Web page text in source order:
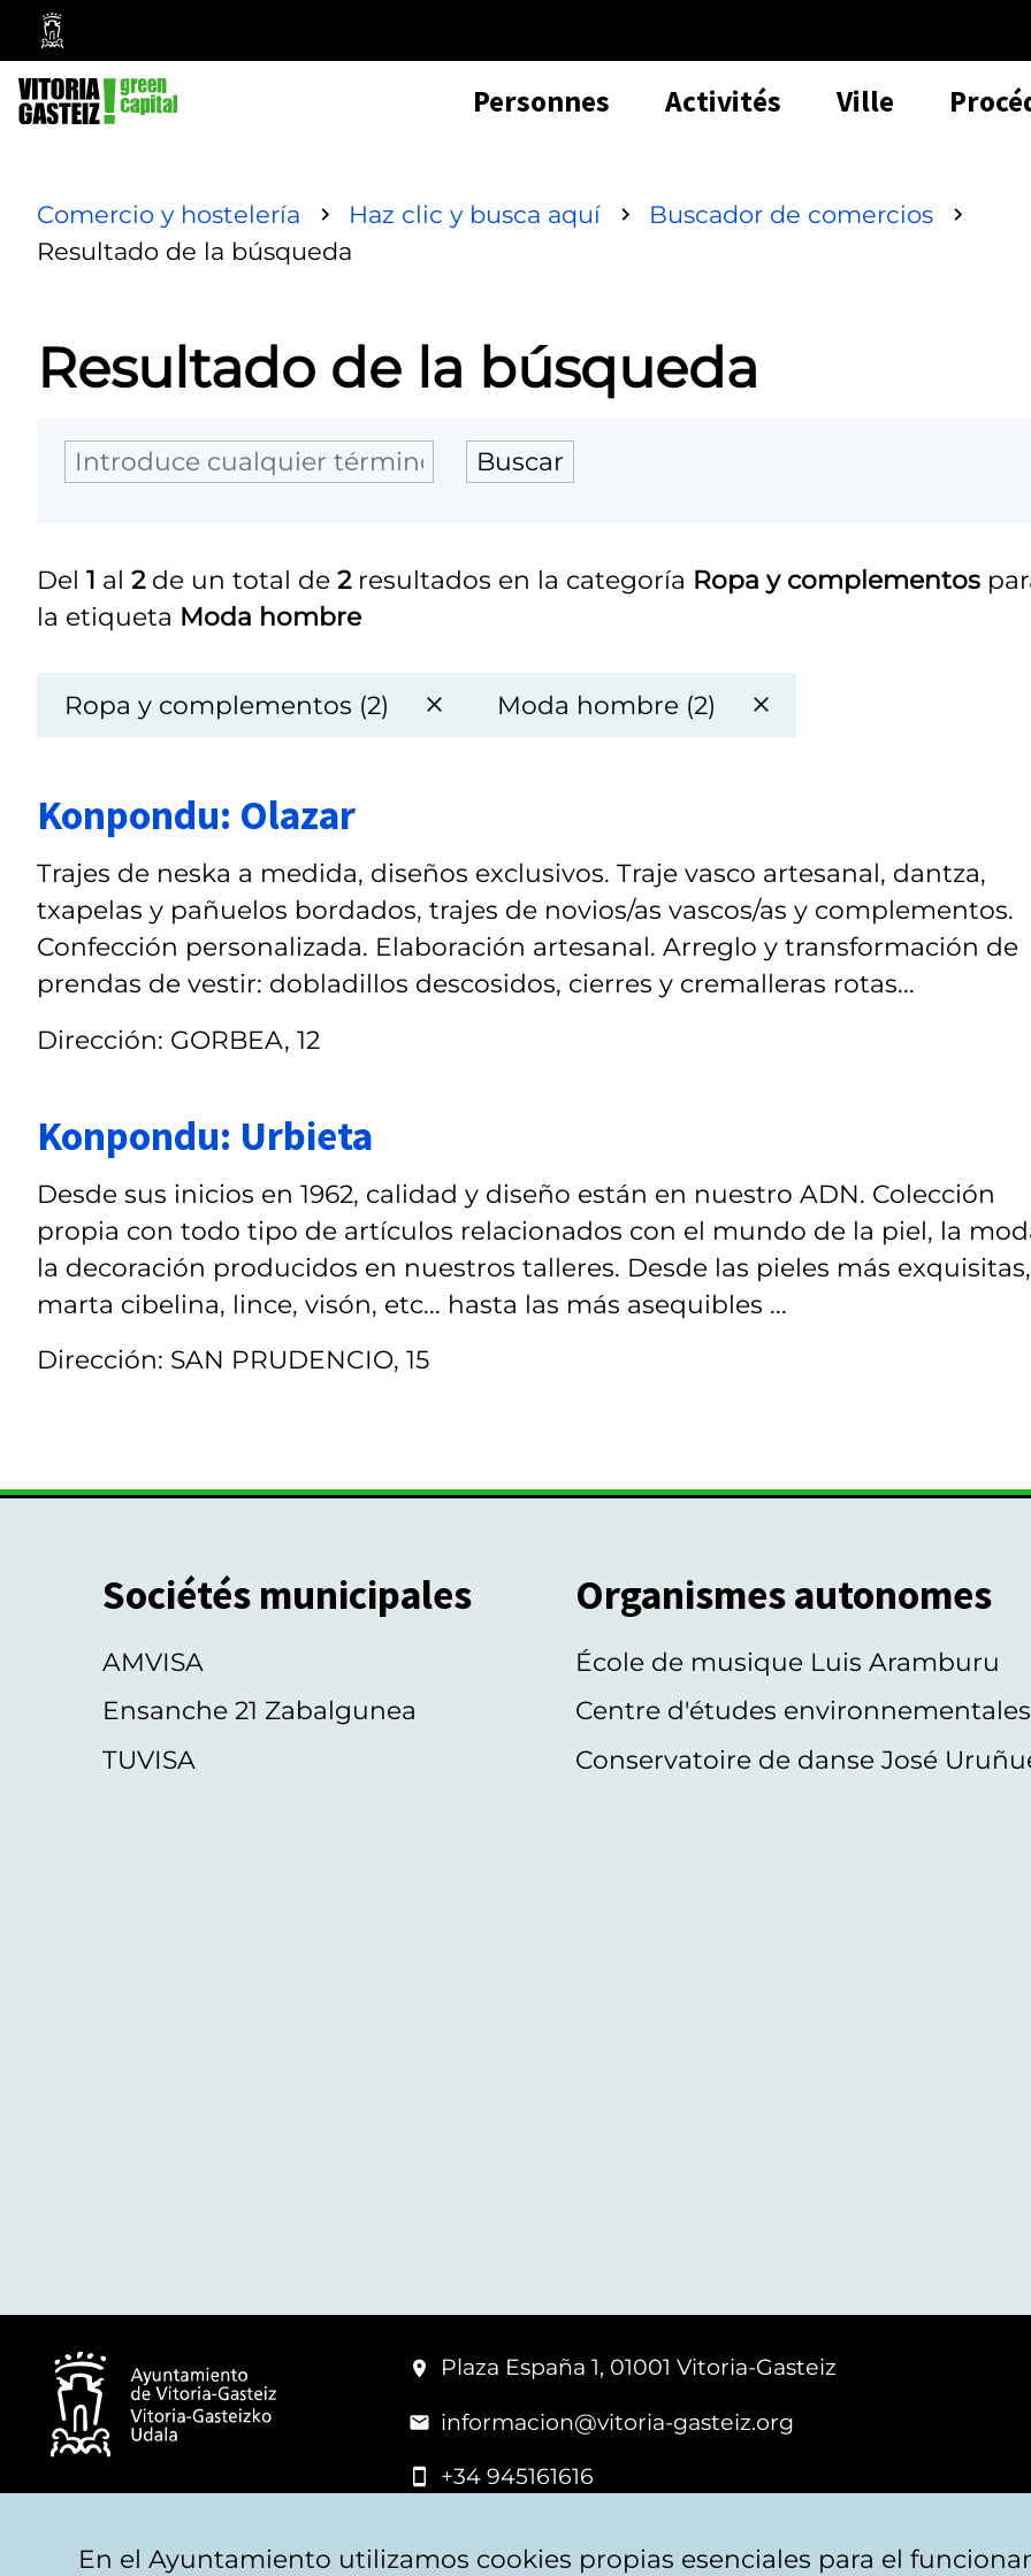
Mairie
de
Vitoria-
Gasteiz
Personnes Activités Ville
Comercio y hostelería Haz clic y busca aquí
Buscador de comercios
Resultado de la búsqueda
Resultado de la búsqueda
Del 1 al 2de un total de 2resultados en la categoría Ropa y complementos
la etiqueta Moda hombre
Ropa y complementos (2) Moda hombre (2)
Konpondu: Olazar
Trajes de neska a medida, diseños exclusivos. Traje vasco artesanal, dantza,
txapelas y pañuelos bordados, trajes de novios/as vascos/as y complementos.
Confección personalizada. Elaboración artesanal. Arreglo y transformación de
prendas de vestir: dobladillos descosidos, cierres y cremalleras rotas...
Dirección: GORBEA, 12
Konpondu: Urbieta
Desde sus inicios en 1962, calidad y diseño están en nuestro ADN. Colección
propia con todo tipo de artículos relacionados con el mundo de la piel, la
la decoración producidos en nuestros talleres. Desde las pieles más exquisitas,
marta cibelina, lince, visón, etc... hasta las más asequibles ...
Dirección: SAN PRUDENCIO, 15
Sociétés municipales
AMVISA
Ensanche 21 Zabalgunea
TUVISA
Organismes autonomes
École de musique Luis Aramburu
Centre d'études environnementales
Conservatoire de danse José
Plaza España 1, 01001 Vitoria-Gasteiz
informacion@vitoria-gasteiz.org
+34 945161616
En el Ayuntamiento utilizamos cookies propias esenciales para el